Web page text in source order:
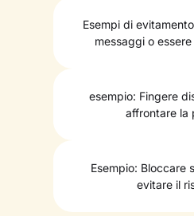
Esempi di
messaggi o
esempio: Fingere
affrontare la
Esempio: Bloccare
evitare il